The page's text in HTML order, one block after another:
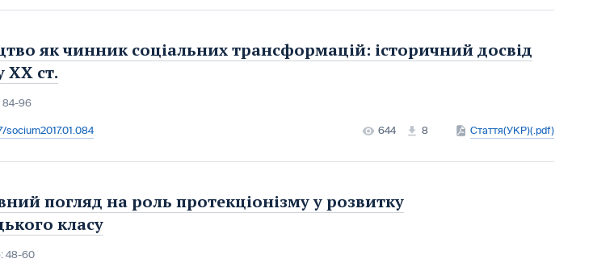
як чинник соціальних трансформацій: історичний досвід
ХХ ст.
84-96
644 8 Стаття(УКР)(.pdf)
погляд на роль протекціонізму у розвитку
класу
48-60